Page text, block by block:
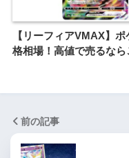
【リーフィアVMAX】
格相場！高値で売るなら
前の記事